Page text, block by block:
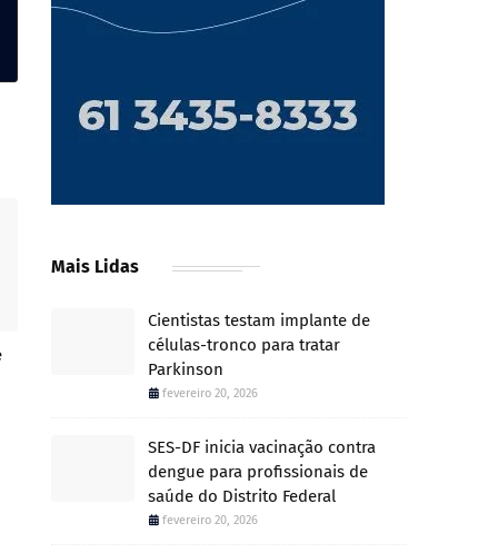
Mais Lidas
Cientistas testam implante de
células-tronco para tratar
Parkinson
fevereiro 20, 2026
SES-DF inicia vacinação contra
dengue para profissionais de
saúde do Distrito Federal
fevereiro 20, 2026